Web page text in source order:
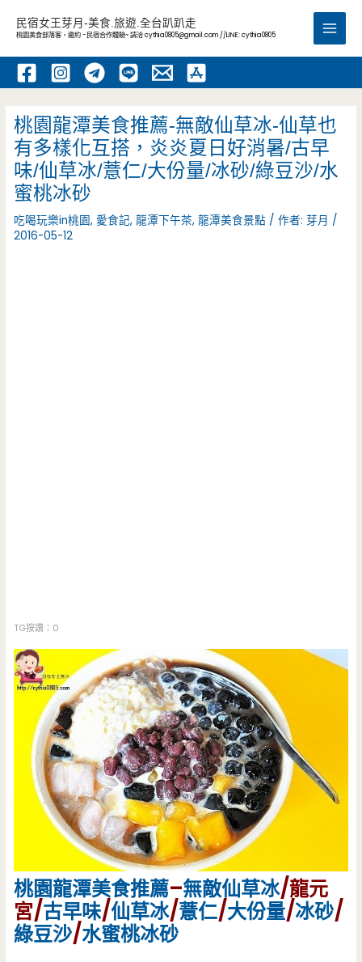
內
民宿女王芽月-美食.旅遊.全台趴趴走
桃園美食部落客，邀約 -民宿合作體驗~ 請洽cythia0805@gmail.com //LINE: cythia0805
Main
桃園龍潭美食推薦-無敵仙草冰-仙草也
有多樣化互搭，炎炎夏日好消暑/古早
味/仙草冰/薏仁/大份量/冰砂/綠豆沙/水
蜜桃冰砂
吃喝玩樂in桃園, 愛食記,龍潭下午茶,龍潭美食景點 / 作者:芽月 /
2016-05-12
TG按讚：0
桃園龍潭美食推薦–無敵仙草冰/龍元
宮/古早味/仙草冰/薏仁/大份量/冰砂/
綠豆沙/水蜜桃冰砂